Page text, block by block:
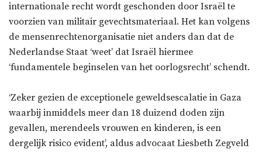
internationale recht wordt geschonden door Israël te
voorzien van militair gevechtsmateriaal. Het kan volgens
de mensenrechtenorganisatie niet anders dan dat de
Nederlandse Staat ‘weet’ dat Israël hiermee
‘fundamentele beginselen van het oorlogsrecht’ schendt.
‘Zeker gezien de exceptionele geweldsescalatie in Gaza
waarbij inmiddels meer dan 18 duizend doden zijn
gevallen, merendeels vrouwen en kinderen, is een
dergelijk risico evident’, aldus advocaat Liesbeth Zegveld